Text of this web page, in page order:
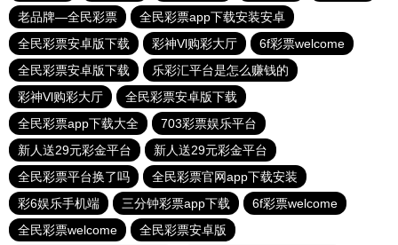
老品牌—全民彩票
全民彩票app下载安装安卓
全民彩票安卓版下载
彩神Vl购彩大厅
6f彩票welcome
全民彩票安卓版下载
乐彩汇平台是怎么赚钱的
彩神Vl购彩大厅
全民彩票安卓版下载
全民彩票app下载大全
703彩票娱乐平台
新人送29元彩金平台
新人送29元彩金平台
全民彩票平台换了吗
全民彩票官网app下载安装
彩6娱乐手机端
三分钟彩票app下载
6f彩票welcome
全民彩票welcome
全民彩票安卓版